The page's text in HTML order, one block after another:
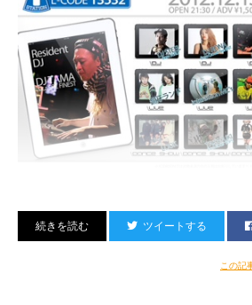
（平日12:00～13:00 / 16:00～19:00）
ACIDROOM×DJ TAMA a.k.a. SPC FINEST
ツイートする
この記